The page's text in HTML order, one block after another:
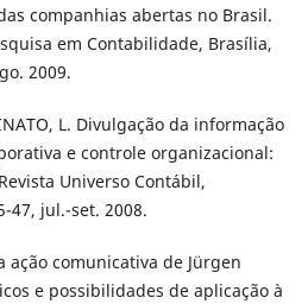
companhias abertas no Brasil.
em Contabilidade, Brasília,
2009.
L. Divulgação da informação
e controle organizacional:
Universo Contábil,
47, jul.-set. 2008.
ação comunicativa de Jürgen
e possibilidades de aplicação à